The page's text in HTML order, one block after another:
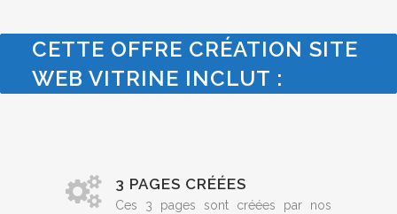
CETTE OFFRE CRÉATION SITE
WEB VITRINE INCLUT :
3 PAGES CRÉÉES
Ces 3 pages sont créées par nos